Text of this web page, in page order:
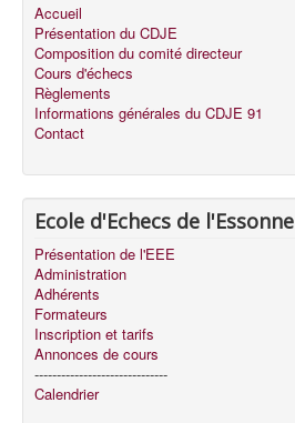
Accueil
Présentation du CDJE
Composition du comité directeur
Cours d'échecs
Règlements
Informations générales du CDJE 91
Contact
Ecole d'Echecs de l'Essonne
Présentation de l'EEE
Administration
Adhérents
Formateurs
Inscription et tarifs
Annonces de cours
------------------------------
Calendrier